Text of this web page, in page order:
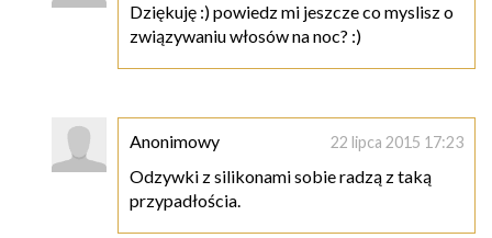
Dziękuję :) powiedz mi jeszcze co myslisz o
związywaniu włosów na noc? :)
Anonimowy 22 lipca 2015 17:23
Odzywki z silikonami sobie radzą z taką
przypadłościa.